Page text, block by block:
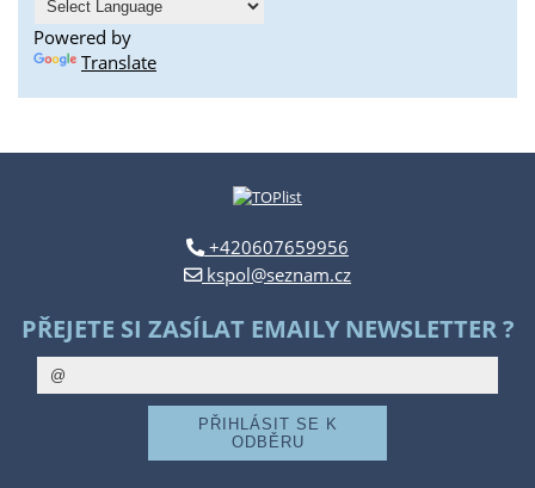
Powered by
Translate
+420607659956
kspol@seznam.cz
PŘEJETE SI ZASÍLAT EMAILY NEWSLETTER ?